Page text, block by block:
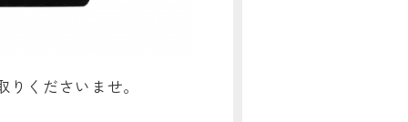
くださいませ。